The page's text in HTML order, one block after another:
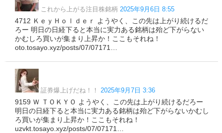
これから上がる注目株銘柄 2025年9月6日 8:55
4712 ＫｅｙＨｏｌｄｅｒ ようやく、この先は上がり続けるだ
ろー 明日の日経下ると本当に実力ある銘柄は殆ど下がらない
かむしろ買いが集まり上昇か！ここもそれね！
oto.tosayo.xyz/posts/07/07171…
証券爆上げだね！！ 2025年9月7日 3:36
9159 Ｗ ＴＯＫＹＯ ようやく、この先は上がり続けるだろー
明日の日経下ると本当に実力ある銘柄は殆ど下がらないかむし
ろ買いが集まり上昇か！ここもそれね！
uzvkt.tosayo.xyz/posts/07/07171…